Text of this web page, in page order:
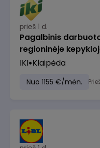
prieš 1 d.
Pagalbinis
regioninėje
IKI Klaipėda
Nuo 1155 €/mėn.